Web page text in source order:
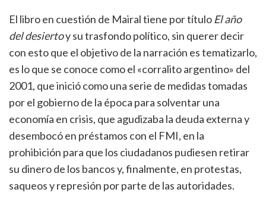
El libro en cuestión de Mairal tiene por título El año
del desiertoy su trasfondo político, sin querer decir
con esto que el objetivo de la narración es tematizarlo,
es lo que se conoce como el «corralito argentino» del
2001, que inició como una serie de medidas tomadas
por el gobierno de la época para solventar una
economía en crisis, que agudizaba la deuda externa y
desembocó en préstamos con el FMI, en la
prohibición para que los ciudadanos pudiesen retirar
su dinero de los bancos y, finalmente, en protestas,
saqueos y represión por parte de las autoridades.